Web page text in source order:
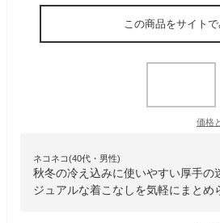
この商品をサイト
価格
ネコネコ(40代・男性)
秋冬の冷え込みに使いやすい厚手の
ジュアルな着こなしを気軽にまとめ